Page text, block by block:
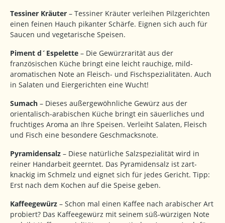
Tessiner Kräuter – Tessiner Kräuter verleihen Pilzgerichten
einen feinen Hauch pikanter Schärfe. Eignen sich auch für
Saucen und vegetarische Speisen.
Piment d´Espelette – Die Gewürzrarität aus der
französischen Küche bringt eine leicht rauchige, mild-
aromatischen Note an Fleisch- und Fischspezialitäten. Auch
in Salaten und Eiergerichten eine Wucht!
Sumach – Dieses außergewöhnliche Gewürz aus der
orientalisch-arabischen Küche bringt ein säuerliches und
fruchtiges Aroma an Ihre Speisen. Verleiht Salaten, Fleisch
und Fisch eine besondere Geschmacksnote.
Pyramidensalz – Diese natürliche Salzspezialität wird in
reiner Handarbeit geerntet. Das Pyramidensalz ist zart-
knackig im Schmelz und eignet sich für jedes Gericht. Tipp:
Erst nach dem Kochen auf die Speise geben.
Kaffeegewürz – Schon mal einen Kaffee nach arabischer Art
probiert? Das Kaffeegewürz mit seinem süß-würzigen Note